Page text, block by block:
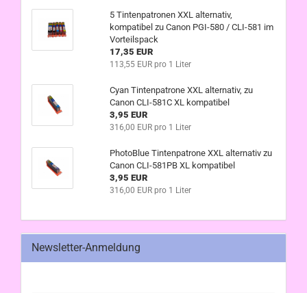
5 Tintenpatronen XXL alternativ,
kompatibel zu Canon PGI-580 / CLI-581 im
Vorteilspack
17,35 EUR
113,55 EUR pro 1 Liter
Cyan Tintenpatrone XXL alternativ, zu
Canon CLI-581C XL kompatibel
3,95 EUR
316,00 EUR pro 1 Liter
PhotoBlue Tintenpatrone XXL alternativ zu
Canon CLI-581PB XL kompatibel
3,95 EUR
316,00 EUR pro 1 Liter
Newsletter-Anmeldung